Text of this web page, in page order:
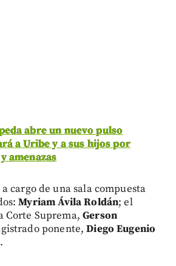
abre un nuevo pulso
a Uribe y a sus hijos por
amenazas
cargo de una sala compuesta
Myriam Ávila Roldán; el
Corte Suprema,Gerson
ponente,Diego Eugenio
.